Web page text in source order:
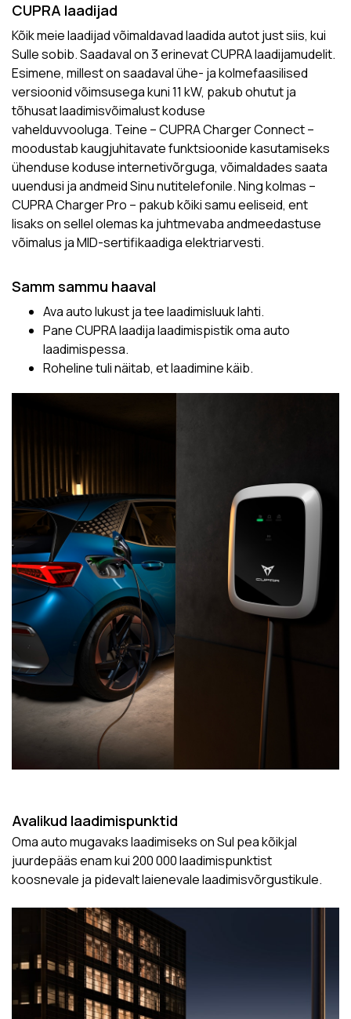
CUPRA laadijad
Kõik meie laadijad võimaldavad laadida autot just siis, kui
Sulle sobib. Saadaval on 3 erinevat CUPRA laadijamudelit.
Esimene, millest on saadaval ühe- ja kolmefaasilised
versioonid võimsusega kuni 11 kW, pakub ohutut ja
tõhusat laadimisvõimalust koduse
vahelduvvooluga. Teine – CUPRA Charger Connect –
moodustab kaugjuhitavate funktsioonide kasutamiseks
ühenduse koduse internetivõrguga, võimaldades saata
uuendusi ja andmeid Sinu nutitelefonile. Ning kolmas –
CUPRA Charger Pro – pakub kõiki samu eeliseid, ent
lisaks on sellel olemas ka juhtmevaba andmeedastuse
võimalus ja MID-sertifikaadiga elektriarvesti.
Samm sammu haaval
Ava auto lukust ja tee laadimisluuk lahti.
Pane CUPRA laadija laadimispistik oma auto
laadimispessa.
Roheline tuli näitab, et laadimine käib.
Avalikud laadimispunktid
Oma auto mugavaks laadimiseks on Sul pea kõikjal
juurdepääs enam kui 200 000 laadimispunktist
koosnevale ja pidevalt laienevale laadimisvõrgustikule.